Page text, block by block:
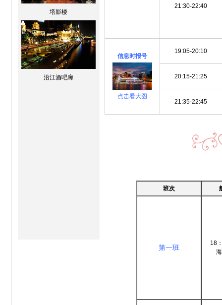
塔影楼
沿江酒吧廊
21:30-22:40
信息时报号
点击看大图
19:05-20:10
20:15-21:25
21:35-22:45
班次
第一班
18